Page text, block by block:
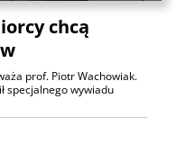
chcą
prof. Piotr Wachowiak.
specjalnego wywiadu